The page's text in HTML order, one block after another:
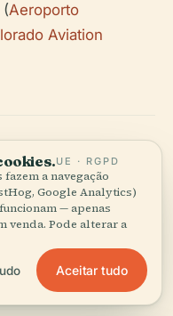
Aeroporto
Aviation
no app
UE · RGPD
a navegação
Google Analytics)
— apenas
venda. Pode alterar a
Aceitar tudo